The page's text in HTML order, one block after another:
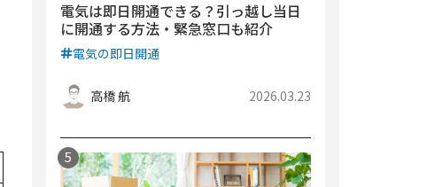
電気は即日開通できる？引っ越し当日
に開通する方法・緊急窓口も紹介
電気の即日開通
高橋 航 2026.03.23